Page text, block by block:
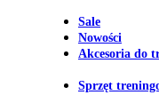
Sale
Nowości
Akcesoria do
Sprzęt